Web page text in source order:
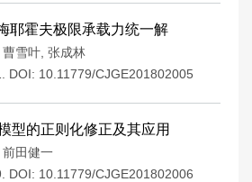
耶霍夫极限承载力统一解
曹雪叶 张成林
DOI: 10.11779/CJGE201802005
型的正则化修正及其应用
前田健一
DOI: 10.11779/CJGE201802006